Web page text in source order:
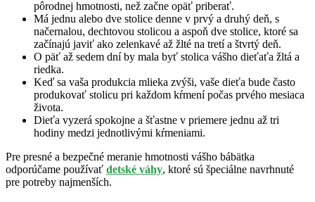
pôrodnej hmotnosti, než začne opäť priberať.
Má jednu alebo dve stolice denne v prvý a druhý deň, s
načernalou, dechtovou stolicou a aspoň dve stolice, ktoré sa
začínajú javiť ako zelenkavé až žlté na tretí a štvrtý deň.
O päť až sedem dní by mala byť stolica vášho dieťaťa žltá a
riedka.
Keď sa vaša produkcia mlieka zvýši, vaše dieťa bude často
produkovať stolicu pri každom kŕmení počas prvého mesiaca
života.
Dieťa vyzerá spokojne a šťastne v priemere jednu až tri
hodiny medzi jednotlivými kŕmeniami.
Pre presné a bezpečné meranie hmotnosti vášho bábätka
odporúčame používať detské váhy, ktoré sú špeciálne navrhnuté
pre potreby najmenších.